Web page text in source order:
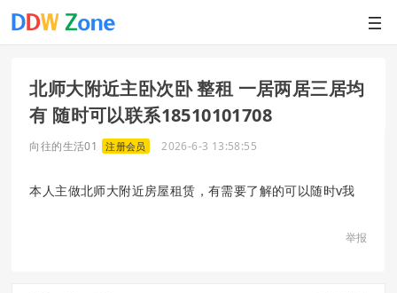
北师大附近主卧次卧 整租 一居两居三居均
有 随时可以联系18510101708
向往的生活01 注册会员 2026-6-3 13:58:55
本人主做北师大附近房屋租赁，有需要了解的可以随时v我
举报